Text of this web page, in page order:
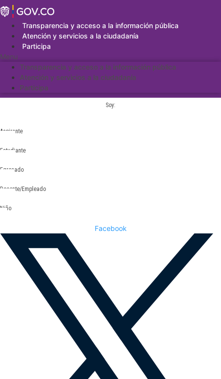
Saltar
al
contenidoTransparencia y acceso a la información pública
Atención y servicios a la ciudadanía
Participa
Menu
Transparencia y acceso a la información pública
Atención y servicios a la ciudadanía
Participa
Soy:
Aspirante
Estudiante
Egresado
Docente/Empleado
Niño
Facebook